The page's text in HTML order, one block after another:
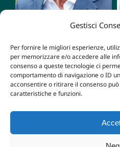
Gestisci
Per fornire le migliori esperienze,
per memorizzare e/o accedere alle
consenso a queste tecnologie ci
comportamento di navigazione o ID
acconsentire o ritirare il consenso
caratteristiche e funzioni.